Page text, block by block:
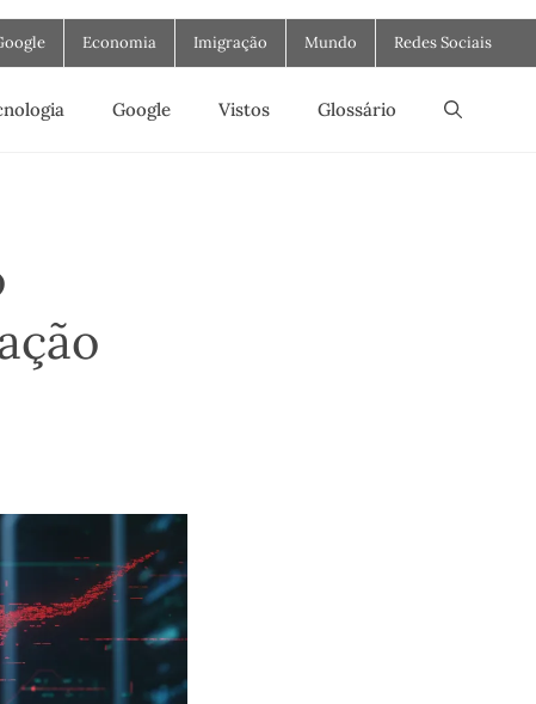
Economia Imigração Mundo Redes Sociais
Google Vistos Glossário